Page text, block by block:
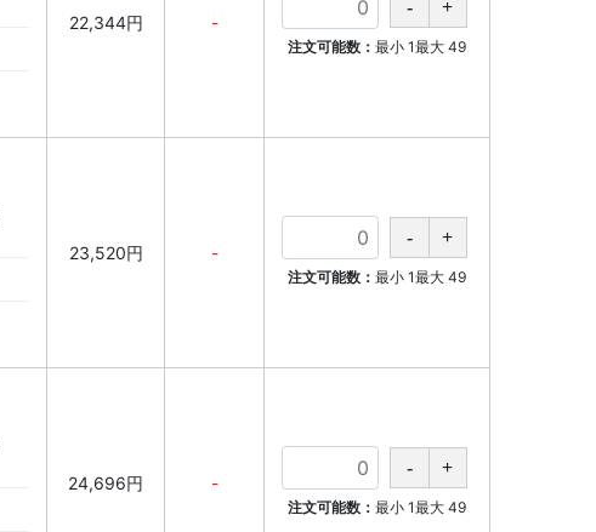
22,344円 -
注文可能数： 最小 1最大 49
23,520円 -
注文可能数： 最小 1最大 49
24,696円 -
注文可能数： 最小 1最大 49